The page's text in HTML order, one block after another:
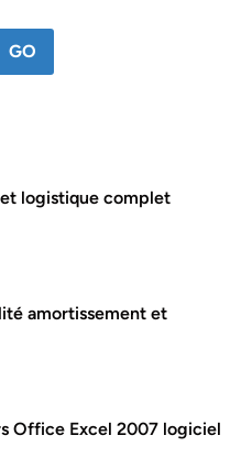
GO
logistique complet
amortissement et
Office Excel 2007 logiciel